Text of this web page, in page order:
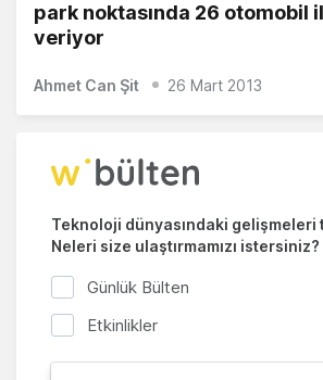
park noktasında 26 otomobil
veriyor
Ahmet Can Şit 26 Mart 2013
Teknoloji dünyasındaki gelişmeleri
Neleri size ulaştırmamızı istersiniz?
Günlük Bülten
Etkinlikler